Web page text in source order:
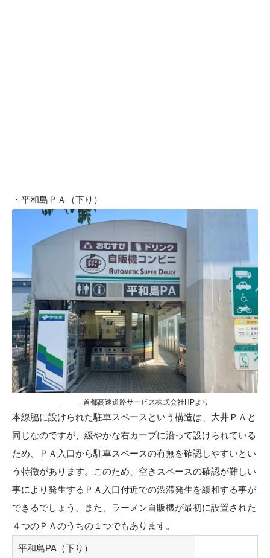
・平和島ＰＡ（下り）
首都高速道路サービス株式会社HPより
本線脇に設けられた駐車スペースという構造は、大井ＰＡと
同じなのですが、緩やかな右カーブに沿って設けられている
ため、ＰＡ入口から駐車スペースの有無を確認しやすいとい
う特徴があります。このため、空きスペースの確認が難しい
事により発生するＰＡ入口付近での渋滞発生を緩和する事が
できるでしょう。また、ラーメン自販機が最初に設置された
４つのＰＡのうちの１つでもあります。
平和島PA（下り）